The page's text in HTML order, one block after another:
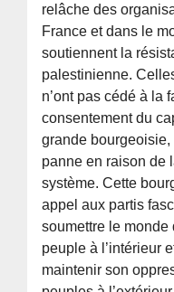
relâche des
France et dans le
soutiennent la
palestinienne.
n’ont pas cédé à la
consentement du
grande bourgeoisie,
panne en raison de
système. Cette
appel aux partis
soumettre le monde
peuple à l’intérieur
maintenir son